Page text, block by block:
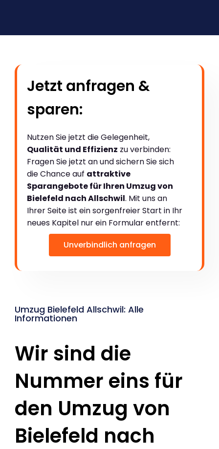
Jetzt anfragen &
sparen:
Nutzen Sie jetzt die Gelegenheit,
Qualität und Effizienz zu verbinden:
Fragen Sie jetzt an und sichern Sie sich
die Chance auf attraktive
Sparangebote für Ihren Umzug von
Bielefeld nach Allschwil. Mit uns an
Ihrer Seite ist ein sorgenfreier Start in Ihr
neues Kapitel nur ein Formular entfernt:
Unverbindlich anfragen
Umzug Bielefeld Allschwil: Alle
Informationen
Wir sind die
Nummer eins für
den Umzug von
Bielefeld nach